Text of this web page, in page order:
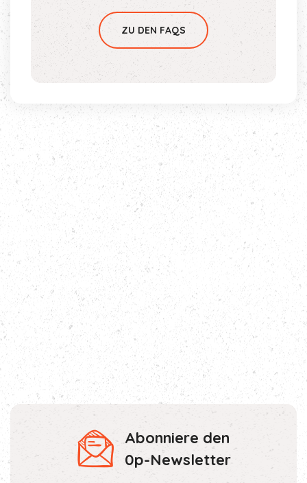
ZU DEN FAQS
Abonniere den
0p-Newsletter